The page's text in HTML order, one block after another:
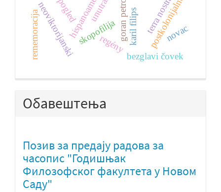
skopofilijagoran petrović terra nostra
pogled
regény
neoviktorijanski
rememoracija postkolonijalno
karil filips
bezglavi čovek
novac
Обавештења
Позив за предају радова за
часопис "Годишњак
Филозофског факултета у Новом
Саду"